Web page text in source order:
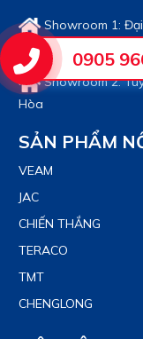
Showroom 1: Đại
Hòa
Showroom 2:
Hòa
SẢN PHẨM
VEAM
JAC
CHIẾN THẮNG
TERACO
TMT
CHENGLONG
0905